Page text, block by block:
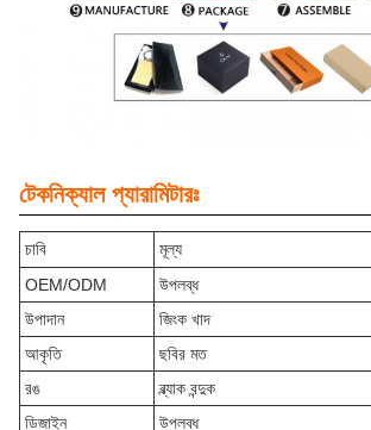
টেকনিক্যাল প্যারামিটারঃ
চাবি
মূল্য
OEM/ODM
উপলব্ধ
উপাদান
জিংক খাদ
আকৃতি
ছবির মত
রঙ
ব্ল্যাক বন্দুক
ডিজাইন
উপলব্ধ